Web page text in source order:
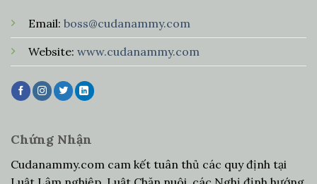
Email: boss@cudanammy.com
Website: www.cudanammy.com
Chứng Nhận
Cudanammy.com cam kết tuân thủ các quy định tại